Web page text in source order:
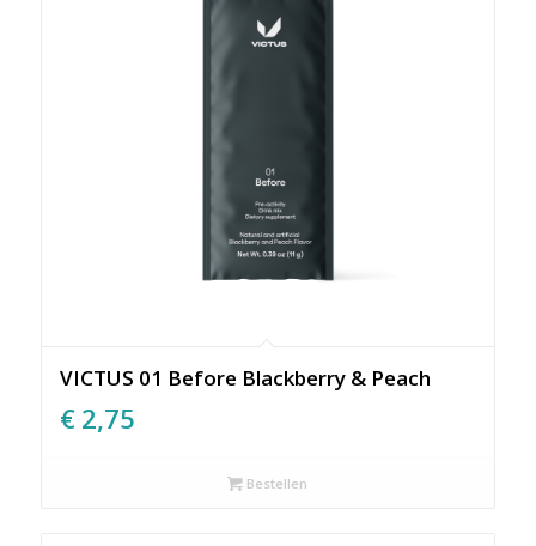
VICTUS 01 Before Blackberry & Peach
€ 2,75
Bestellen